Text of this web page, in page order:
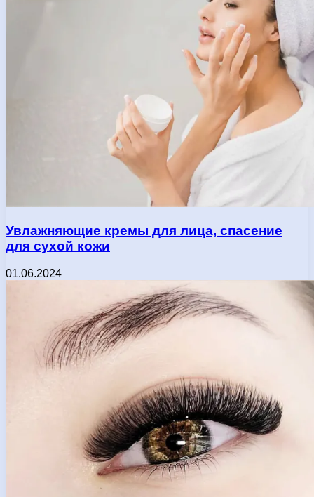
Увлажняющие кремы для лица, спасение
для сухой кожи
01.06.2024